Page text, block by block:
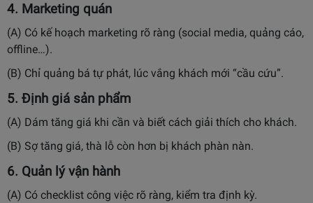
4. Marketing quán
(A) Có kế hoạch marketing rõ ràng (social media, quảng cáo,
offline…).
(B) Chỉ quảng bá tự phát, lúc vắng khách mới “cầu cứu”.
5. Định giá sản phẩm
(A) Dám tăng giá khi cần và biết cách giải thích cho khách.
(B) Sợ tăng giá, thà lỗ còn hơn bị khách phàn nàn.
6. Quản lý vận hành
(A) Có checklist công việc rõ ràng, kiểm tra định kỳ.